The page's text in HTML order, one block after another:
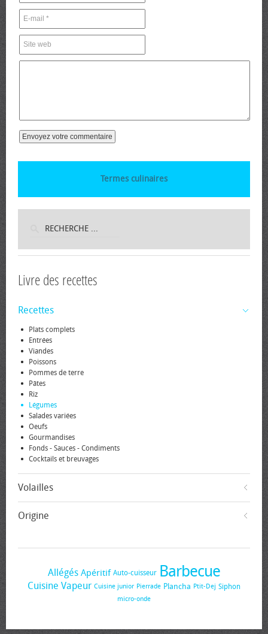
Termes culinaires
Livre des recettes
Recettes
Plats complets
Entrées
Viandes
Poissons
Pommes de terre
Pâtes
Riz
Légumes
Salades variées
Oeufs
Gourmandises
Fonds - Sauces - Condiments
Cocktails et breuvages
Volailles
Origine
Allégés Apéritif Auto-cuisseur Barbecue
Cuisine Vapeur Cuisine junior Pierrade Plancha Ptit-Dej Siphon
micro-onde